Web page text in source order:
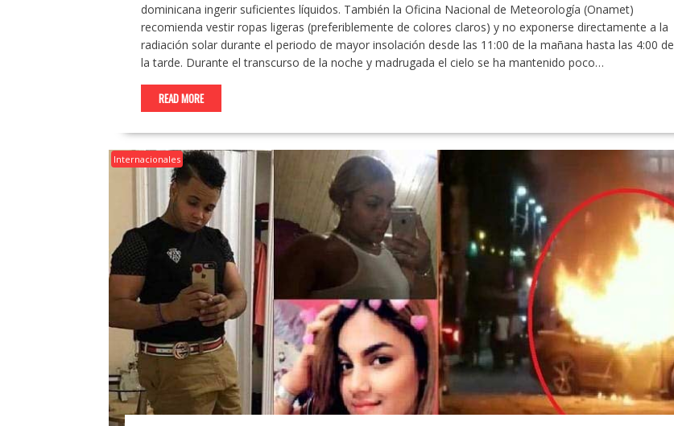
dominicana ingerir suficientes líquidos. También la Oficina Nacional de Meteorología (Onamet)
recomienda vestir ropas ligeras (preferiblemente de colores claros) y no exponerse directamente a la
radiación solar durante el periodo de mayor insolación desde las 11:00 de la mañana hasta las 4:00 de
la tarde. Durante el transcurso de la noche y madrugada el cielo se ha mantenido poco…
READ MORE
Internacionales